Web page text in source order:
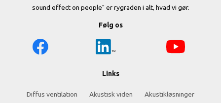
sound effect on people" er rygraden i alt, hvad vi gør.
Følg os
Links
Diffus ventilation Akustisk viden Akustikløsninger